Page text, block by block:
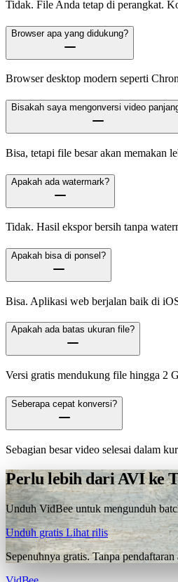
Tidak. File Anda tetap di perangkat.
Browser apa yang didukung?
Browser desktop modern seperti
Bisakah saya mengonversi video
Bisa, tetapi file besar akan memakan
Apakah ada watermark?
Tidak. Hasil ekspor bersih tanpa
Apakah bisa di ponsel?
Bisa. Aplikasi web berjalan baik di
Apakah ada batas ukuran file?
Versi gratis mendukung file hingga 2
Seberapa cepat konversi?
Sebagian besar video selesai dalam
Perlu lebih dari AVI ke
Unduh VidBee untuk mengunduh
Unduh gratis Lihat rilis
Sepenuhnya gratis. Tanpa pendaftaran